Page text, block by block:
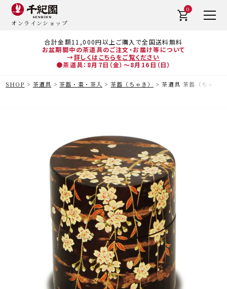
合計金額11,000円以上ご購入で全国送料無料
お盆期間中の茶道具のご注文・お届け等について
→詳しくはこちらをご覧ください
●茶道具：8月7日（金）～8月16日（日）
オンラインショップ
0
SHOP 茶道具 茶器・棗・茶入 茶器（ちゃき） 茶道具 茶器（ちゃき